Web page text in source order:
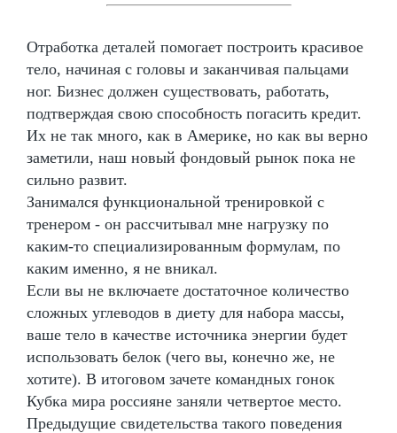
Отработка деталей помогает построить красивое
тело, начиная с головы и заканчивая пальцами
ног. Бизнес должен существовать, работать,
подтверждая свою способность погасить кредит.
Их не так много, как в Америке, но как вы верно
заметили, наш новый фондовый рынок пока не
сильно развит.
Занимался функциональной тренировкой с
тренером - он рассчитывал мне нагрузку по
каким-то специализированным формулам, по
каким именно, я не вникал.
Если вы не включаете достаточное количество
сложных углеводов в диету для набора массы,
ваше тело в качестве источника энергии будет
использовать белок (чего вы, конечно же, не
хотите). В итоговом зачете командных гонок
Кубка мира россияне заняли четвертое место.
Предыдущие свидетельства такого поведения